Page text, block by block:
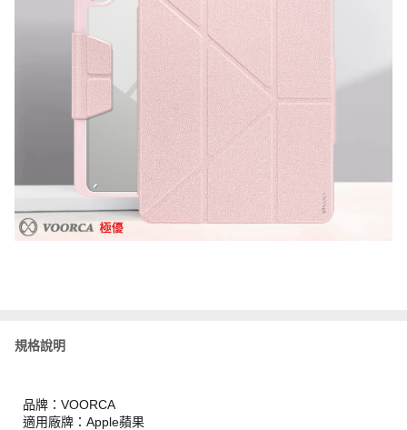
規格說明
品牌：VOORCA
適用廠牌：Apple蘋果